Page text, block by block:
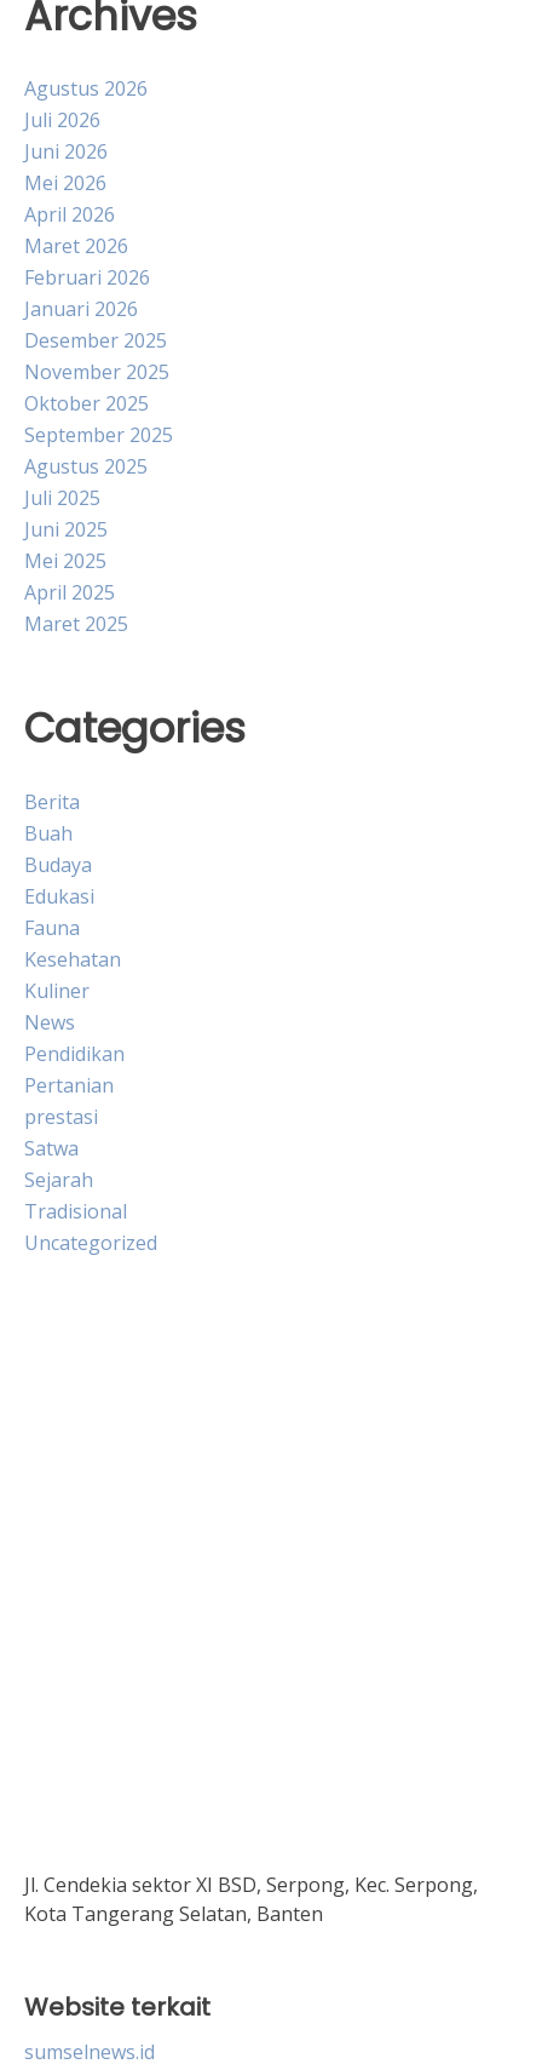
Archives
Agustus 2026
Juli 2026
Juni 2026
Mei 2026
April 2026
Maret 2026
Februari 2026
Januari 2026
Desember 2025
November 2025
Oktober 2025
September 2025
Agustus 2025
Juli 2025
Juni 2025
Mei 2025
April 2025
Maret 2025
Categories
Berita
Buah
Budaya
Edukasi
Fauna
Kesehatan
Kuliner
News
Pendidikan
Pertanian
prestasi
Satwa
Sejarah
Tradisional
Uncategorized
Jl. Cendekia sektor XI BSD, Serpong, Kec. Serpong,
Kota Tangerang Selatan, Banten
Website terkait
sumselnews.id